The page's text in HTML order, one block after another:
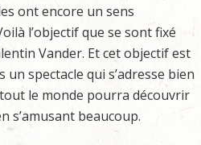
ont encore un sens
l’objectif que se sont fixé
Vander. Et cet objectif est
spectacle qui s’adresse bien
le monde pourra découvrir
s’amusant beaucoup.